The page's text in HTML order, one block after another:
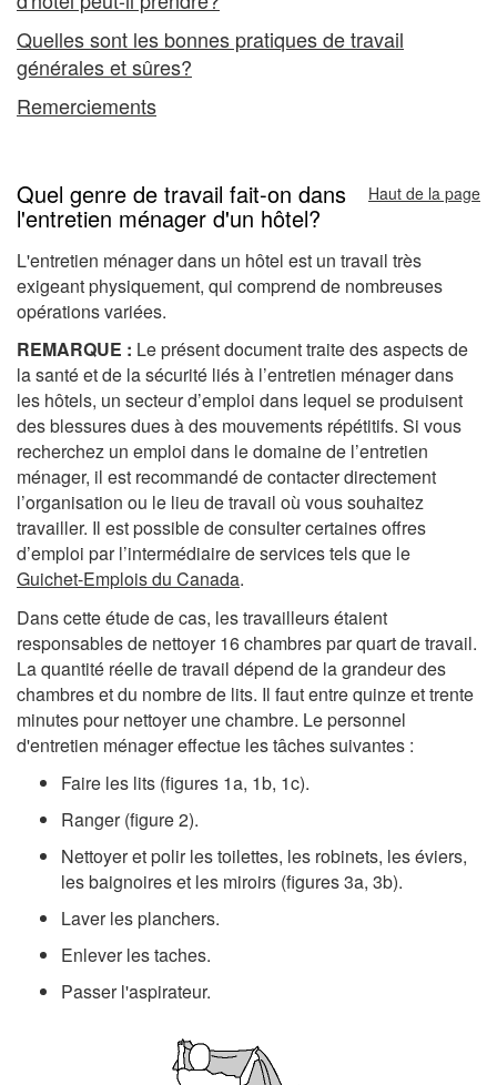
Quelles sont les bonnes pratiques de travail
générales et sûres?
Remerciements
Quel genre de travail fait-on dans
l'entretien ménager d'un hôtel?
Haut de la page
L'entretien ménager dans un hôtel est un travail très
exigeant physiquement, qui comprend de nombreuses
opérations variées.
REMARQUE : Le présent document traite des aspects de
la santé et de la sécurité liés à l’entretien ménager dans
les hôtels, un secteur d’emploi dans lequel se produisent
des blessures dues à des mouvements répétitifs. Si vous
recherchez un emploi dans le domaine de l’entretien
ménager, il est recommandé de contacter directement
l’organisation ou le lieu de travail où vous souhaitez
travailler. Il est possible de consulter certaines offres
d’emploi par l’intermédiaire de services tels que le
Guichet-Emplois du Canada.
Dans cette étude de cas, les travailleurs étaient
responsables de nettoyer 16 chambres par quart de travail.
La quantité réelle de travail dépend de la grandeur des
chambres et du nombre de lits. Il faut entre quinze et trente
minutes pour nettoyer une chambre. Le personnel
d'entretien ménager effectue les tâches suivantes :
Faire les lits (figures 1a, 1b, 1c).
Ranger (figure 2).
Nettoyer et polir les toilettes, les robinets, les éviers,
les baignoires et les miroirs (figures 3a, 3b).
Laver les planchers.
Enlever les taches.
Passer l'aspirateur.